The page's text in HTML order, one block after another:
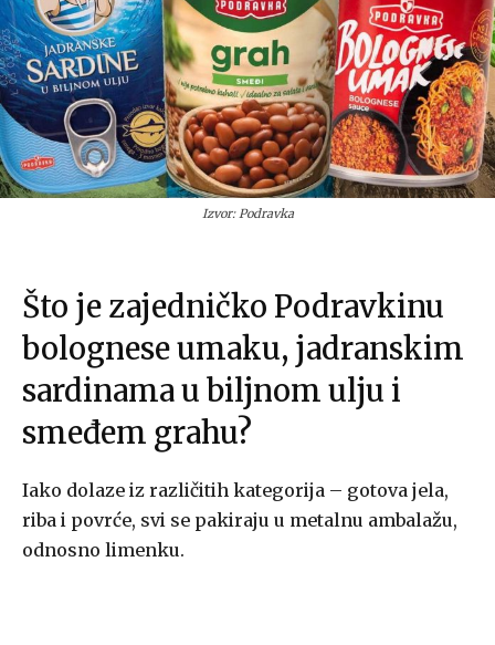
Izvor: Podravka
Što je zajedničko Podravkinu
bolognese umaku, jadranskim
sardinama u biljnom ulju i
smeđem grahu?
Iako dolaze iz različitih kategorija – gotova jela,
riba i povrće, svi se pakiraju u metalnu ambalažu,
odnosno limenku.